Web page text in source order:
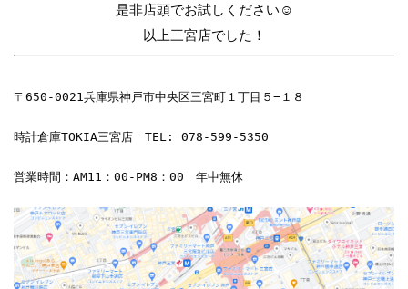
是非店頭でお試しください☺
以上三宮店でした！
〒650-0021兵庫県神戸市中央区三宮町１丁目５−１８
時計倉庫TOKIA三宮店　TEL: 078-599-5350
営業時間：AM11：00-PM8：00　年中無休